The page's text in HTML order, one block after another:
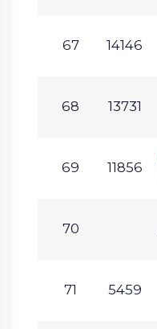
67 14146
68 13731
69 11856
70
71 5459